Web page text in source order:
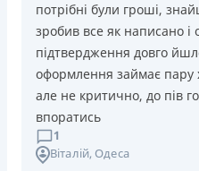
потрібні були гроші,
зробив все як написано
підтвердження довго
оформлення займає пару
але не критично, до пів
впоратись
1
Віталій, Одеса